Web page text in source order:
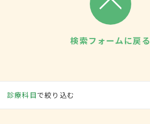
検索フォームに戻る
診療科目で絞り込む